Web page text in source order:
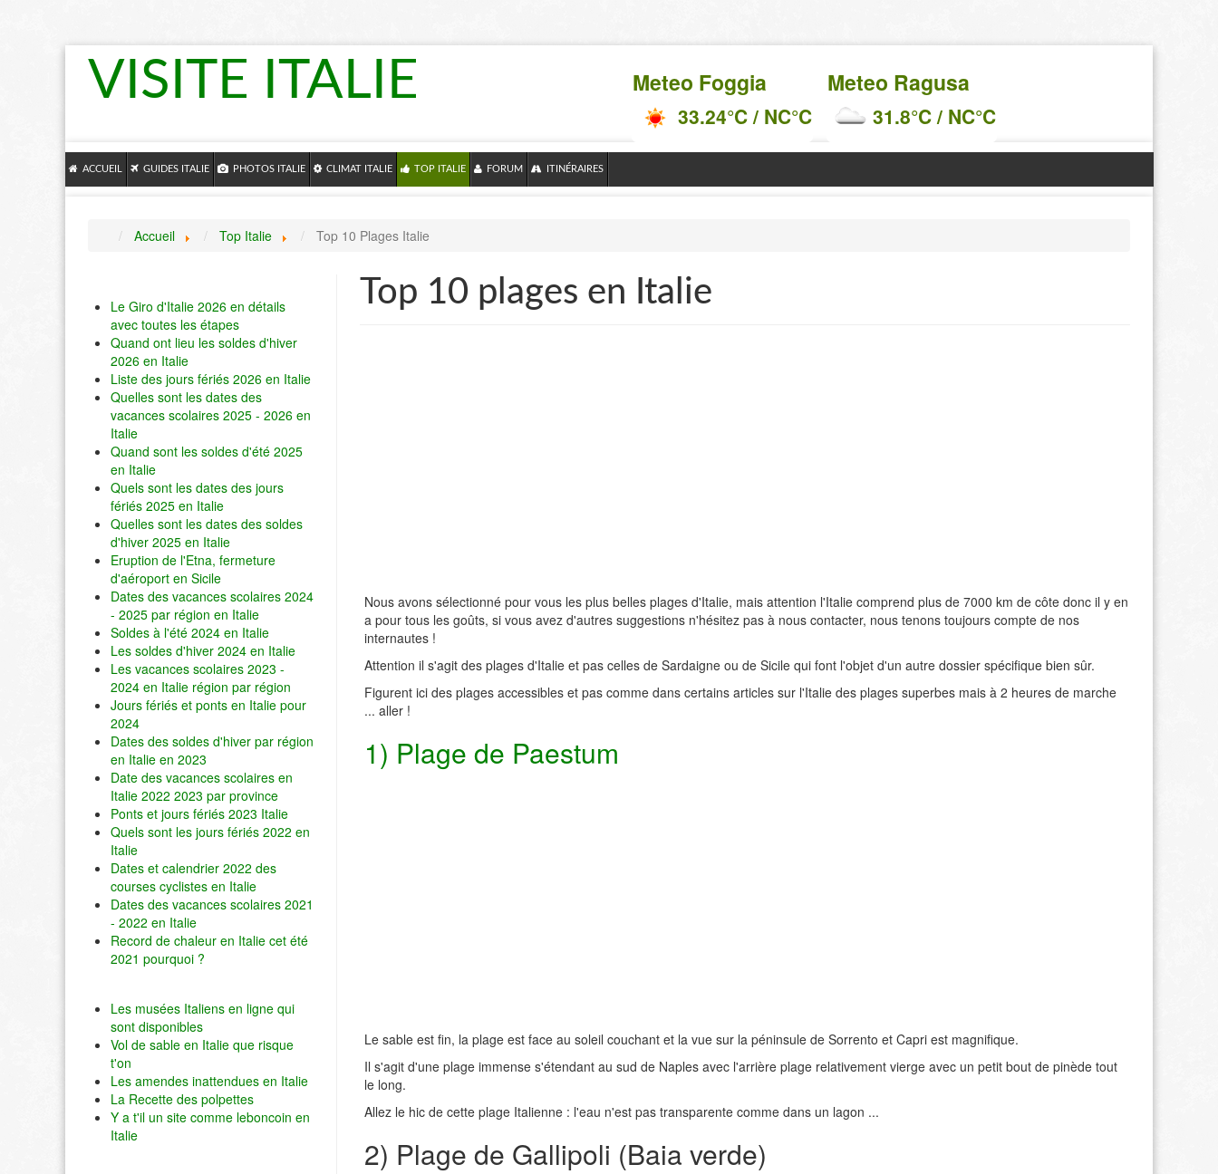
VISITE ITALIE Meteo Foggia
33.24°C / NC°C
Meteo Ragusa
31.8°C / NC°C
ACCUEIL GUIDES ITALIE PHOTOS ITALIE CLIMAT ITALIE TOP ITALIE FORUM ITINÉRAIRES
Accueil Top Italie Top 10 Plages Italie
Top 10 plages en Italie
Nous avons sélectionné pour vous les plus belles plages d'Italie, mais attention l'Italie comprend plus de 7000 km de côte donc il y en
a pour tous les goûts, si vous avez d'autres suggestions n'hésitez pas à nous contacter, nous tenons toujours compte de nos
internautes !
Attention il s'agit des plages d'Italie et pas celles de Sardaigne ou de Sicile qui font l'objet d'un autre dossier spécifique bien sûr.
Figurent ici des plages accessibles et pas comme dans certains articles sur l'Italie des plages superbes mais à 2 heures de marche
... aller !
1) Plage de Paestum
Le sable est fin, la plage est face au soleil couchant et la vue sur la péninsule de Sorrento et Capri est magnifique.
Il s'agit d'une plage immense s'étendant au sud de Naples avec l'arrière plage relativement vierge avec un petit bout de pinède tout
le long.
Allez le hic de cette plage Italienne : l'eau n'est pas transparente comme dans un lagon ...
2) Plage de Gallipoli (Baia verde)
Le Giro d'Italie 2026 en détails
avec toutes les étapes
Quand ont lieu les soldes d'hiver
2026 en Italie
Liste des jours fériés 2026 en Italie
Quelles sont les dates des
vacances scolaires 2025 - 2026 en
Italie
Quand sont les soldes d'été 2025
en Italie
Quels sont les dates des jours
fériés 2025 en Italie
Quelles sont les dates des soldes
d'hiver 2025 en Italie
Eruption de l'Etna, fermeture
d'aéroport en Sicile
Dates des vacances scolaires 2024
- 2025 par région en Italie
Soldes à l'été 2024 en Italie
Les soldes d'hiver 2024 en Italie
Les vacances scolaires 2023 -
2024 en Italie région par région
Jours fériés et ponts en Italie pour
2024
Dates des soldes d'hiver par région
en Italie en 2023
Date des vacances scolaires en
Italie 2022 2023 par province
Ponts et jours fériés 2023 Italie
Quels sont les jours fériés 2022 en
Italie
Dates et calendrier 2022 des
courses cyclistes en Italie
Dates des vacances scolaires 2021
- 2022 en Italie
Record de chaleur en Italie cet été
2021 pourquoi ?
Les musées Italiens en ligne qui
sont disponibles
Vol de sable en Italie que risque
t'on
Les amendes inattendues en Italie
La Recette des polpettes
Y a t'il un site comme leboncoin en
Italie